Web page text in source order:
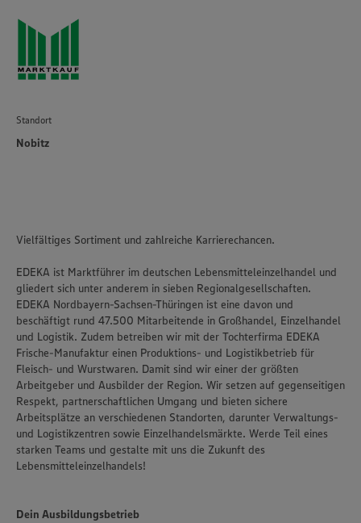
Standort
Nobitz
Vielfältiges Sortiment und zahlreiche Karrierechancen.
EDEKA ist Marktführer im deutschen Lebensmitteleinzelhandel und
gliedert sich unter anderem in sieben Regionalgesellschaften.
EDEKA Nordbayern-Sachsen-Thüringen ist eine davon und
beschäftigt rund 47.500 Mitarbeitende in Großhandel, Einzelhandel
und Logistik. Zudem betreiben wir mit der Tochterfirma EDEKA
Frische-Manufaktur einen Produktions- und Logistikbetrieb für
Fleisch- und Wurstwaren. Damit sind wir einer der größten
Arbeitgeber und Ausbilder der Region. Wir setzen auf gegenseitigen
Respekt, partnerschaftlichen Umgang und bieten sichere
Arbeitsplätze an verschiedenen Standorten, darunter Verwaltungs-
und Logistikzentren sowie Einzelhandelsmärkte. Werde Teil eines
starken Teams und gestalte mit uns die Zukunft des
Lebensmitteleinzelhandels!
Dein Ausbildungsbetrieb